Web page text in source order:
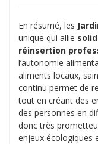
En résumé, les
unique qui allie
réinsertion
l’autonomie
aliments locaux,
continu permet de
tout en créant des
des personnes en
donc très
enjeux écologiques